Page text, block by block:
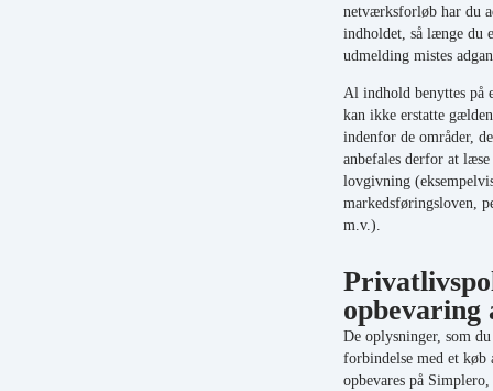
netværksforløb har du
indholdet, så længe du
udmelding mistes
Al indhold benyttes på
kan ikke erstatte
indenfor de områder,
anbefales derfor at
lovgivning
markedsføringsloven,
m.v.).
opbevaring
De oplysninger, som
forbindelse med et køb
opbevares på Simplero,